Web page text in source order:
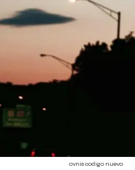
ovnis codigo nuevo